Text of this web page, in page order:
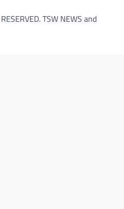
TSW NEWS and